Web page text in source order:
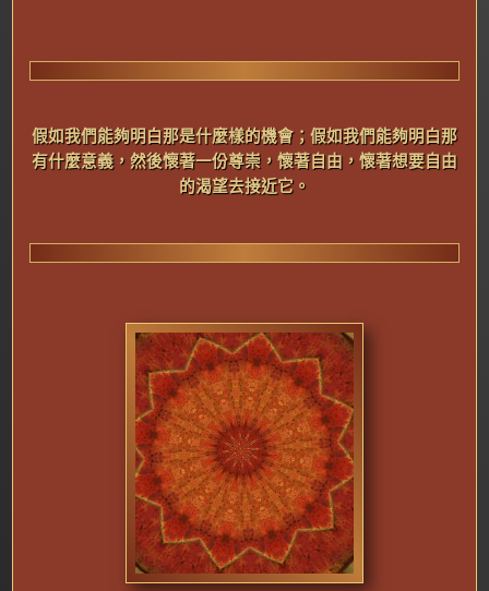
假如我們能夠明白那是什麼樣的機會；假如我們能夠明白那
有什麼意義，然後懷著一份尊崇，懷著自由，懷著想要自由
的渴望去接近它。